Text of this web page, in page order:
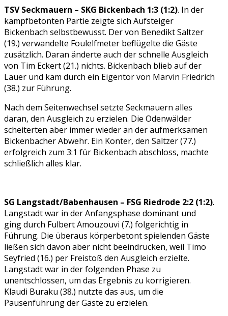
TSV Seckmauern – SKG Bickenbach 1:3 (1:2). In der
kampfbetonten Partie zeigte sich Aufsteiger
Bickenbach selbstbewusst. Der von Benedikt Saltzer
(19.) verwandelte Foulelfmeter beflügelte die Gäste
zusätzlich. Daran änderte auch der schnelle Ausgleich
von Tim Eckert (21.) nichts. Bickenbach blieb auf der
Lauer und kam durch ein Eigentor von Marvin Friedrich
(38.) zur Führung.
Nach dem Seitenwechsel setzte Seckmauern alles
daran, den Ausgleich zu erzielen. Die Odenwälder
scheiterten aber immer wieder an der aufmerksamen
Bickenbacher Abwehr. Ein Konter, den Saltzer (77.)
erfolgreich zum 3:1 für Bickenbach abschloss, machte
schließlich alles klar.
SG Langstadt/Babenhausen – FSG Riedrode 2:2 (1:2).
Langstadt war in der Anfangsphase dominant und
ging durch Fulbert Amouzouvi (7.) folgerichtig in
Führung. Die überaus körperbetont spielenden Gäste
ließen sich davon aber nicht beeindrucken, weil Timo
Seyfried (16.) per Freistoß den Ausgleich erzielte.
Langstadt war in der folgenden Phase zu
unentschlossen, um das Ergebnis zu korrigieren.
Klaudi Buraku (38.) nutzte das aus, um die
Pausenführung der Gäste zu erzielen.